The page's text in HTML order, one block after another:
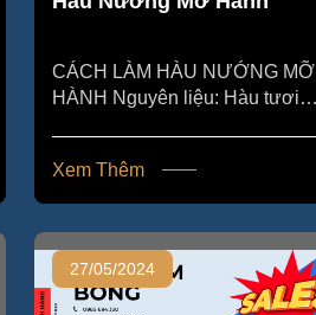
CÁCH LÀM HÀU NƯỚNG MỠ
HÀNH Nguyên liệu: Hàu tươi
cần...
Xem Thêm
27/05/2024